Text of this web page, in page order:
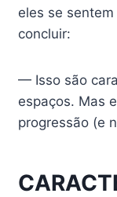
eles se
concluir:
— Isso são
espaços. Mas
progressão (e